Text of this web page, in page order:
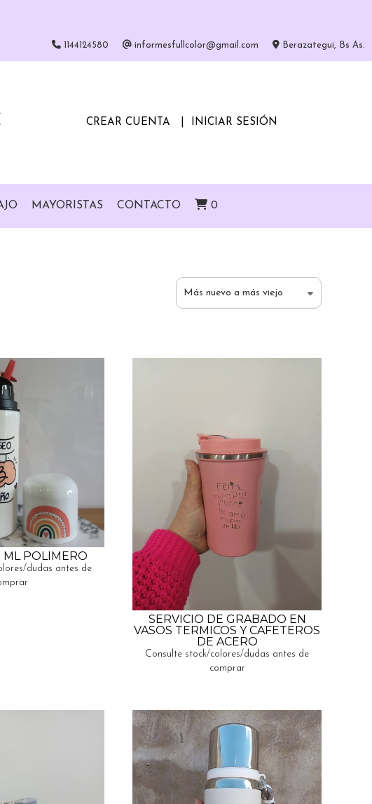
1144124580 informesfullcolor@gmail.com Berazategui, Bs As.
CREAR CUENTA INICIAR SESIÓN
MAYORISTAS CONTACTO 0
POLIMERO
dudas antes de
SERVICIO DE GRABADO EN
VASOS TERMICOS Y CAFETEROS
DE ACERO
Consulte stock/colores/dudas antes de
comprar